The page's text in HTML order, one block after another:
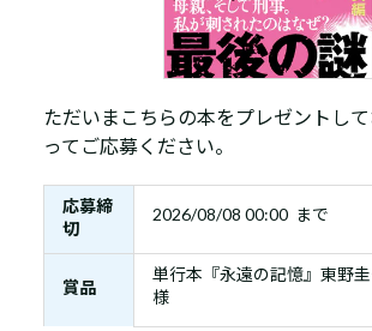
ただいまこちらの本をプレゼントし
ってご応募ください。
応募締
切
2026/08/08 00:00 まで
賞品
単行本『永遠の記憶』東野
様